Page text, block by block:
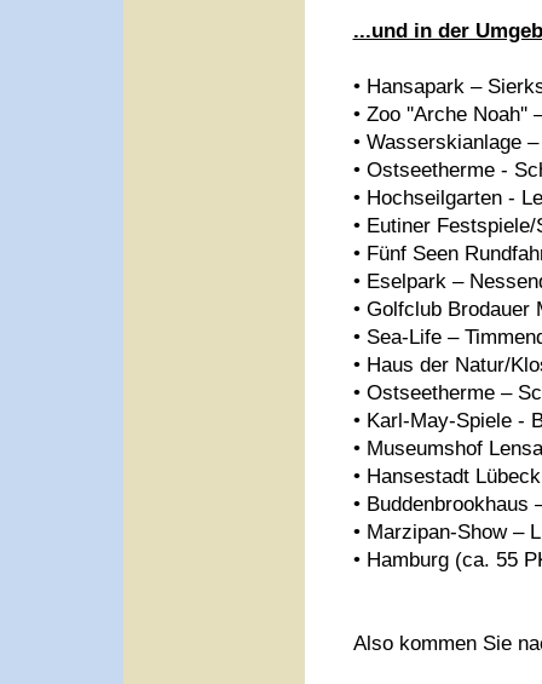
...und in der
• Hansapark –
• Zoo ''Arche Noah''
• Wasserskianlage
• Ostseetherme -
• Hochseilgarten -
• Eutiner
• Fünf Seen
• Eselpark –
• Golfclub Brodauer
• Sea-Life –
• Haus der Natur/
• Ostseetherme –
• Karl-May-Spiele -
• Museumshof
• Hansestadt
• Buddenbrookhaus
• Marzipan-Show –
• Hamburg (ca. 55
Also kommen Sie